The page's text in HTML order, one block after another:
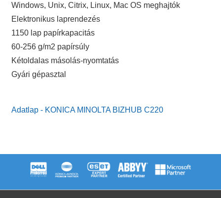
Windows, Unix, Citrix, Linux, Mac OS meghajtók
Elektronikus laprendezés
1150 lap papírkapacitás
60-256 g/m2 papírsúly
Kétoldalas másolás-nyomtatás
Gyári gépasztal
Adatlap - KONICA MINOLTA BIZHUB C220